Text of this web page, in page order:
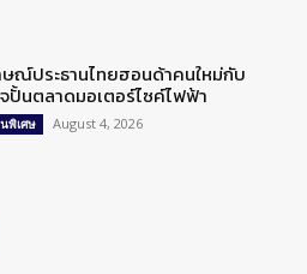
ณ์ประธานไทยฮอนด้าคนใหม่กับ
ปั้นตลาดมอเตอร์ไซค์ไฟฟ้า
พิเศษ August 4, 2026